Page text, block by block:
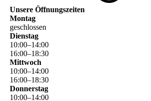
Unsere Öffnungszeiten
Montag
geschlossen
Dienstag
10:00–14:00
16:00–18:30
Mittwoch
10:00–14:00
16:00–18:30
Donnerstag
10:00–14:00